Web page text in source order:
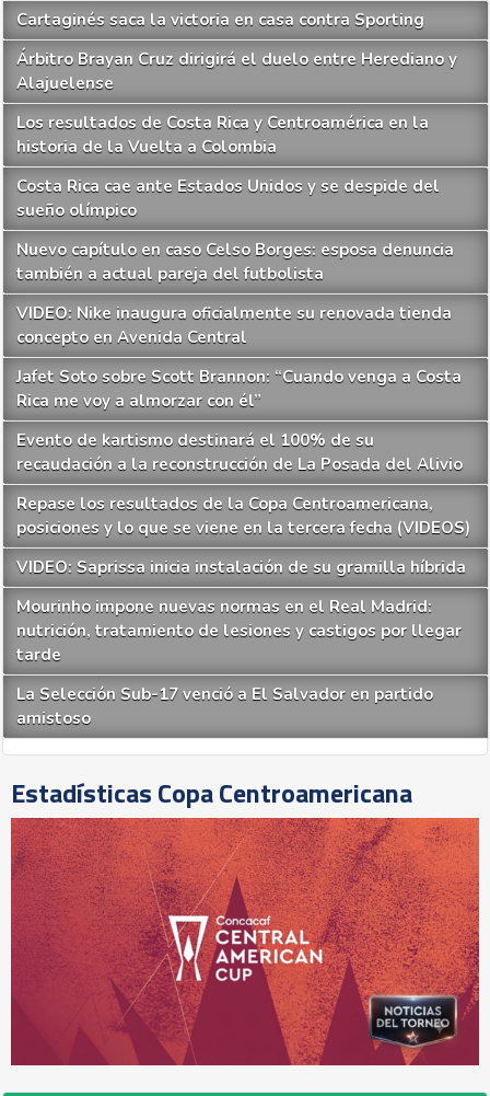
Cartaginés saca la victoria en casa contra Sporting
Árbitro Brayan Cruz dirigirá el duelo entre Herediano y
Alajuelense
Los resultados de Costa Rica y Centroamérica en la
historia de la Vuelta a Colombia
Costa Rica cae ante Estados Unidos y se despide del
sueño olímpico
Nuevo capítulo en caso Celso Borges: esposa denuncia
también a actual pareja del futbolista
VIDEO: Nike inaugura oficialmente su renovada tienda
concepto en Avenida Central
Jafet Soto sobre Scott Brannon: “Cuando venga a Costa
Rica me voy a almorzar con él”
Evento de kartismo destinará el 100% de su
recaudación a la reconstrucción de La Posada del Alivio
Repase los resultados de la Copa Centroamericana,
posiciones y lo que se viene en la tercera fecha (VIDEOS)
VIDEO: Saprissa inicia instalación de su gramilla híbrida
Mourinho impone nuevas normas en el Real Madrid:
nutrición, tratamiento de lesiones y castigos por llegar
tarde
La Selección Sub-17 venció a El Salvador en partido
amistoso
Estadísticas Copa Centroamericana